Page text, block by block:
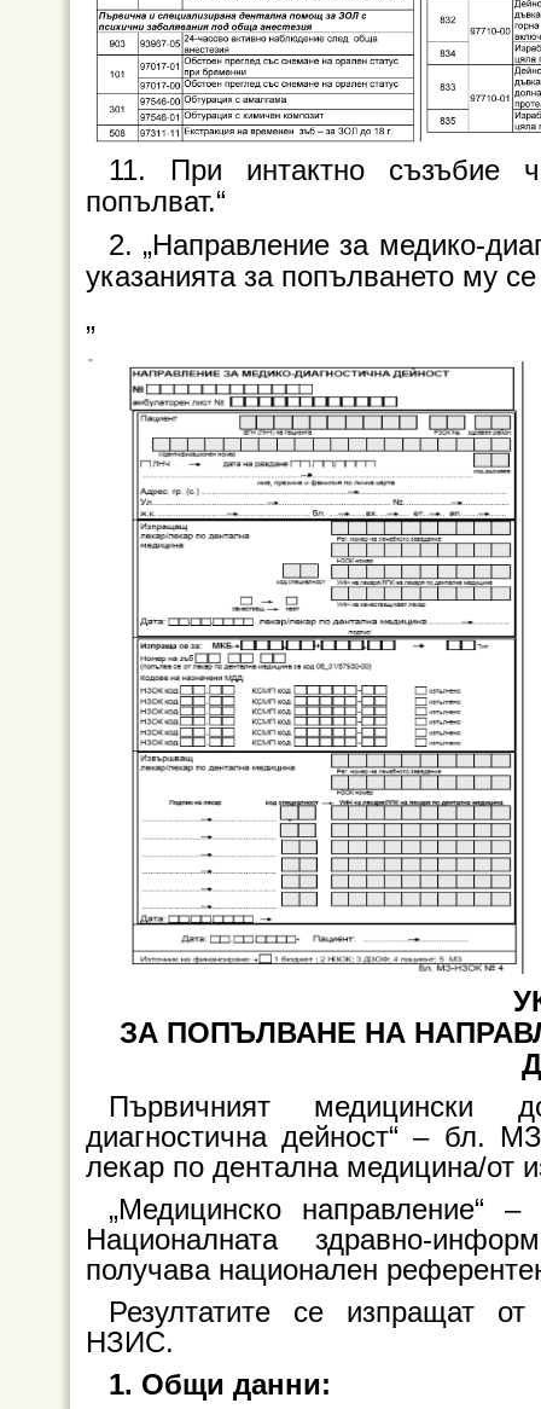
11. При интактно съзъбие
попълват.“
2. „Направление за медико-
указанията за попълването му
„
ЗА ПОПЪЛВАНЕ НА
Първичният медицински
диагностична дейност“ – бл.
лекар по дентална медицина/
„Медицинско
Националната здравно-
получава национален
Резултатите се изпращат от
НЗИС.
1. Общи данни: